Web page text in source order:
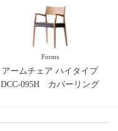
Forms
アームチェア ハイタイプ
DCC-095H カバーリング